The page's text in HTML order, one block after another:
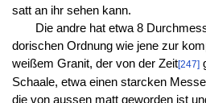
satt an ihr sehen kann.
Die andre hat etwa 8
dorischen Ordnung wie jene zur
weißem Granit, der von der Zeit[247]
Schaale, etwa einen starcken
die von aussen matt geworden ist